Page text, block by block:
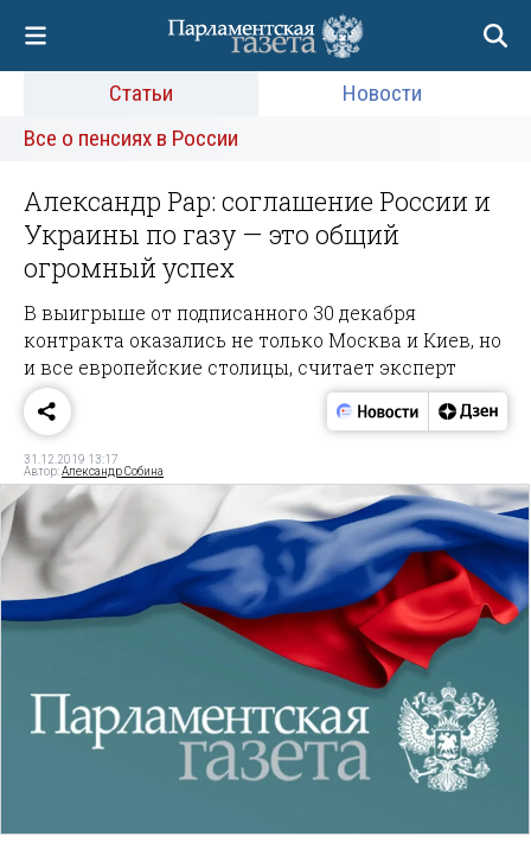
Статьи
Новости
Все о пенсиях в России
Александр Рар: соглашение России и
Украины по газу — это общий
огромный успех
В выигрыше от подписанного 30 декабря
контракта оказались не только Москва и Киев, но
и все европейские столицы, считает эксперт
31.12.2019 13:17
Автор:Александр Собина